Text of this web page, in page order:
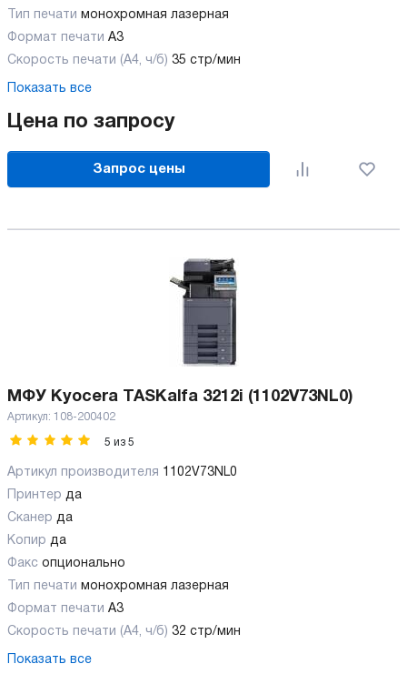
Тип печати
монохромная лазерная
Формат печати A3
Скорость печати (А4, ч/б) 35 стр/мин
Показать все
Цена по запросу
Запрос цены
МФУ Kyocera TASKalfa 3212i (1102V73NL0)
Артикул: 108-200402
5 из 5
Артикул производителя 1102V73NL0
Принтер да
Сканер да
Копир да
Факс опционально
Тип печати монохромная лазерная
Формат печати A3
Скорость печати (А4, ч/б) 32 стр/мин
Показать все